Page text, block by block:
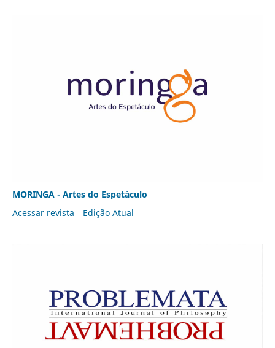
MORINGA - Artes do Espetáculo
Acessar revista
Edição Atual